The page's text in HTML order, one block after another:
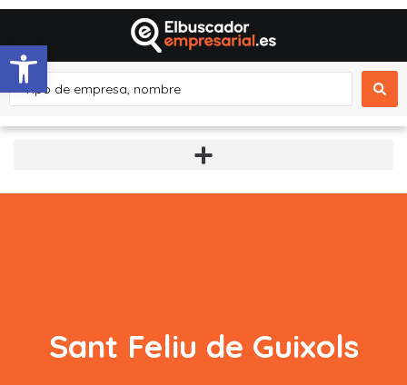
Abrir barra de herramientas
Sant Feliu de Guixols